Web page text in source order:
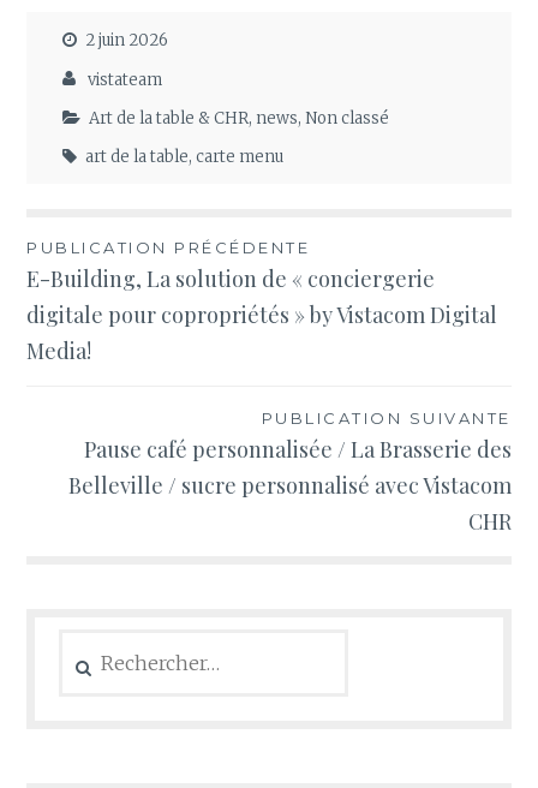
2 juin 2026
vistateam
Art de la table & CHR, news,Non classé
art de la table,carte menu
Navigation
de
l’article
PUBLICATION PRÉCÉDENTE
E-Building, La solution de « conciergerie
digitale pour copropriétés » by Vistacom Digital
Media!
PUBLICATION SUIVANTE
Pause café personnalisée / La Brasserie des
Belleville / sucre personnalisé avec Vistacom
CHR